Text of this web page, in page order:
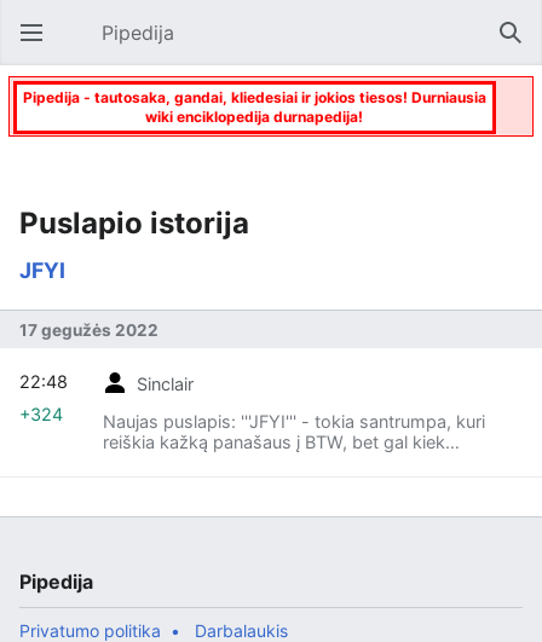
Atverti pagrindinį meniu Pipedija
Pipedija - tautosaka, gandai, kliedesiai ir jokios tiesos! Durniausia
wiki enciklopedija durnapedija!
Puslapio istorija
JFYI
17 gegužės 2022
Sinclair
Naujas puslapis: '''JFYI''' - tokia santrumpa, kuri
reiškia kažką panašaus į BTW, bet gal kiek
tariant, "tiesiog jūsų žinojimui".
22:48
+324
Pipedija
Privatumo politika Darbalaukis